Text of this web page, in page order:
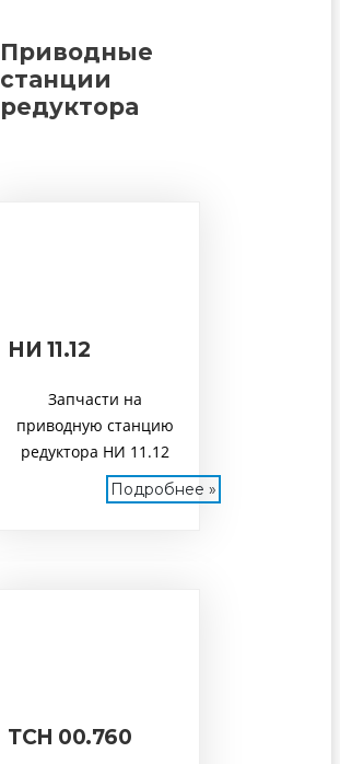
Приводные
станции
редуктора
НИ 11.12
Запчасти на
приводную станцию
редуктора НИ 11.12
Подробнее »
ТСН 00.760